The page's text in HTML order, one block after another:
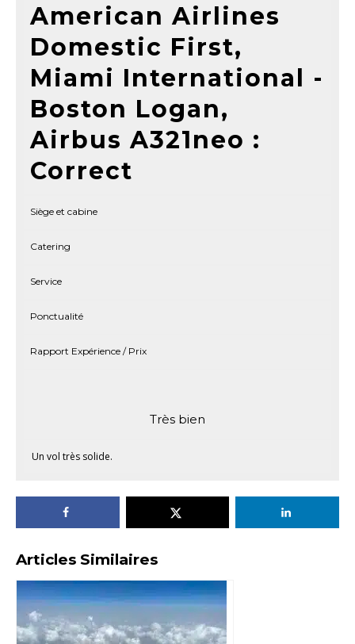
American Airlines
Domestic First,
Miami International -
Boston Logan,
Airbus A321neo :
Correct
Siège et cabine
Catering
Service
Ponctualité
Rapport Expérience / Prix
Très bien
Un vol très solide.
Articles Similaires